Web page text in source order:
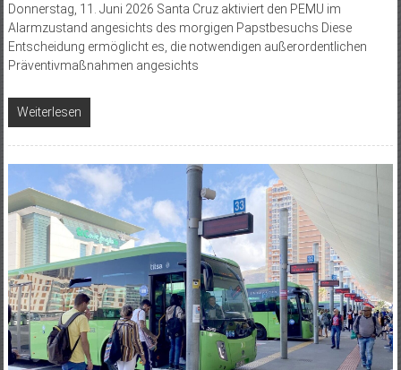
Donnerstag, 11. Juni 2026 Santa Cruz aktiviert den PEMU im
Alarmzustand angesichts des morgigen Papstbesuchs Diese
Entscheidung ermöglicht es, die notwendigen außerordentlichen
Präventivmaßnahmen angesichts
Weiterlesen